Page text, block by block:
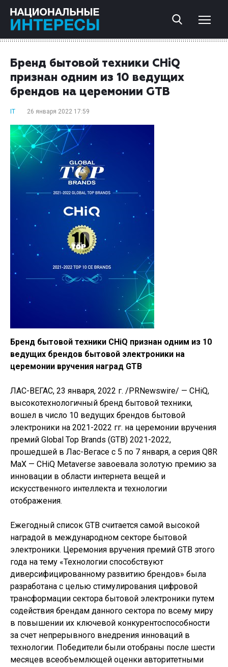
Бренд бытовой техники CHiQ
признан одним из 10 ведущих
брендов на церемонии GTB
IT 26 января 2022 17:59
Бренд бытовой техники CHiQ признан одним из 10
ведущих брендов бытовой электроники на
церемонии вручения наград GTB
ЛАС-ВЕГАС, 23 января, 2022 г. /PRNewswire/ — CHiQ,
высокотехнологичный бренд бытовой техники,
вошел в число 10 ведущих брендов бытовой
электроники на 2021-2022 гг. на церемонии вручения
премий Global Top Brands (GTB) 2021-2022,
прошедшей в Лас-Вегасе с 5 по 7 января, а серия Q8R
MaX — CHiQ Metaverse завоевала золотую премию за
инновации в области интернета вещей и
искусственного интеллекта и технологии
отображения.
Ежегодный список GTB считается самой высокой
наградой в международном секторе бытовой
электроники. Церемония вручения премий GTB этого
года на тему «Технологии способствуют
диверсифицированному развитию брендов» была
разработана с целью стимулирования цифровой
трансформации сектора бытовой электроники путем
содействия брендам данного сектора по всему миру
в повышении их ключевой конкурентоспособности
за счет непрерывного внедрения инноваций в
технологии. Победители были отобраны после шести
месяцев всеобъемлющей оценки авторитетными